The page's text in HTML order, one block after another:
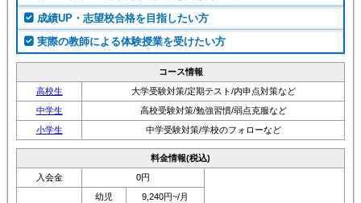
成績UP・志望校合格を目指したい方
実際の教師による体験授業を受けたい方
コース情報
高校生
大学受験対策/定期テスト/内申点対策など
中学生
高校受験対策/勉強習慣/弱点克服など
小学生
中学受験対策/学校のフォローなど
料金情報(税込)
入会金
0円
幼児
9,240円~/月